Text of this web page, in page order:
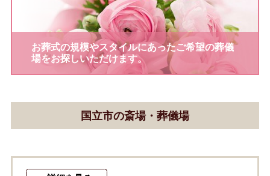
お葬式の規模やスタイルにあったご希望の葬儀
場をお探しいただけます。
国立市の斎場・葬儀場